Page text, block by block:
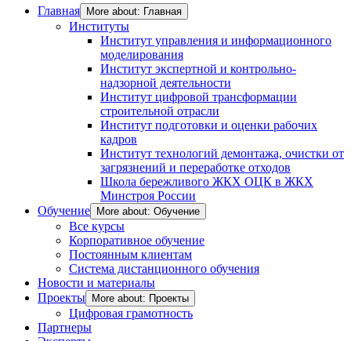
Главная More about: Главная
Институты
Институт управления и информационного
моделирования
Институт экспертной и контрольно-
надзорной деятельности
Институт цифровой трансформации
строительной отрасли
Институт подготовки и оценки рабочих
кадров
Институт технологий демонтажа, очистки от
загрязнений и переработке отходов
Школа бережливого ЖКХ ОЦК в ЖКХ
Минстроя России
Обучение
More about: Обучение
Все курсы
Корпоративное обучение
Постоянным клиентам
Система дистанционного обучения
Новости и материалы
Проекты
More about: Проекты
Цифровая грамотность
Партнеры